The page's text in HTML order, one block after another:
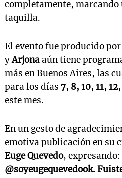
completamente, marcando
taquilla.
El evento fue producido por
yArjonaaún tiene
más en Buenos Aires, las
para los días 7, 8, 10, 11,
este mes.
En un gesto de
emotiva publicación en su
Euge Quevedo,
@soyeugequevedook.